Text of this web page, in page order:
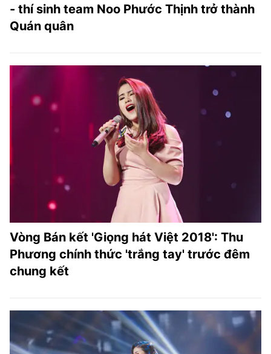
- thí sinh team Noo Phước Thịnh trở thành
Quán quân
Vòng Bán kết 'Giọng hát Việt 2018': Thu
Phương chính thức 'trắng tay' trước đêm
chung kết